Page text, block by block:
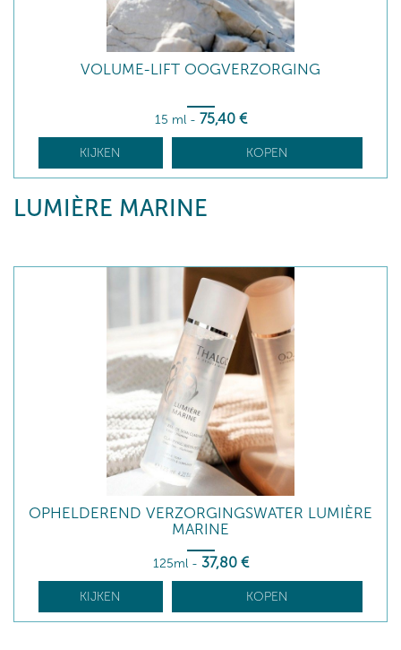
VOLUME-LIFT OOGVERZORGING
15 ml - 75,40 €
KIJKEN KOPEN
LUMIÈRE MARINE
OPHELDEREND VERZORGINGSWATER LUMIÈRE
MARINE
125ml - 37,80 €
KIJKEN KOPEN